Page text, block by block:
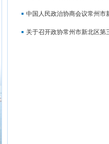
中国人民政治协商会议常州市
关于召开政协常州市新北区第